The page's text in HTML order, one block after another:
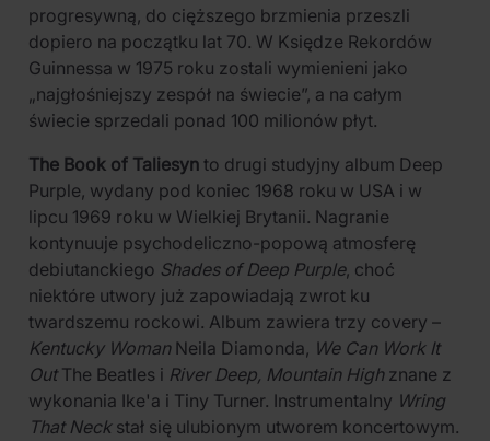
progresywną, do cięższego brzmienia przeszli
dopiero na początku lat 70. W Księdze Rekordów
Guinnessa w 1975 roku zostali wymienieni jako
„najgłośniejszy zespół na świecie”, a na całym
świecie sprzedali ponad 100 milionów płyt.
The Book of Taliesyn to drugi studyjny album Deep
Purple, wydany pod koniec 1968 roku w USA i w
lipcu 1969 roku w Wielkiej Brytanii. Nagranie
kontynuuje psychodeliczno-popową atmosferę
debiutanckiego Shades of Deep Purple, choć
niektóre utwory już zapowiadają zwrot ku
twardszemu rockowi. Album zawiera trzy covery –
Kentucky WomanNeila Diamonda, We Can Work It
OutThe Beatles i River Deep, Mountain Highznane z
wykonania Ike'a i Tiny Turner. Instrumentalny Wring
That Neckstał się ulubionym utworem koncertowym.